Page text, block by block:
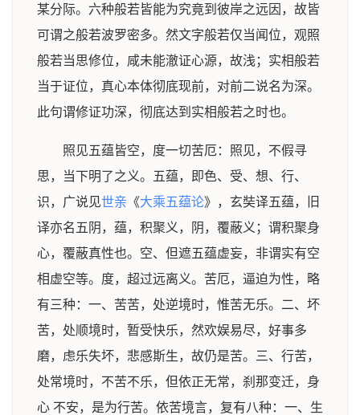
某分际。六种般若皆能为究竟到彼岸之远因，故皆
可谓之般若波罗密多。然文字般若仅当闻位，观照
般若当思修位，咸未能澈证心源，故浅；实相般若
当于证位，真心本体彻底现前，对前二说名为深。
此句谓修证功深，彻底达到实相般若之时也。
照见五蕴皆空，度一切苦厄：照见，不假寻
思，当下明了之义。五蕴，即色、受、想、行、
识，广说见世亲 《大乘五蕴论》，玄奘译五蕴，旧
译亦名五阴，蕴，积聚义，阴，覆蔽义；谓积聚身
心，覆蔽真性也。空、但遮五蕴虚妄，非谓实有空
相虚空等。度，超过远离义。苦厄，逼迫为性，略
有三种：一、苦苦，处逆境时，惟苦无乐。二、坏
苦，处顺境时，暂受快乐，然欢娱易尽，好事多
磨，虑乐失坏，悲感斯生，故仍是苦。三、行苦，
处常境时，不苦不乐，但依正无常，刹那变迁，身
心 不安，是为行苦。依苦境言，复有八种：一、生